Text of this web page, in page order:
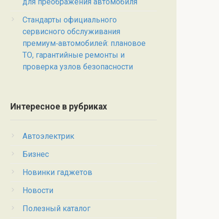
Стандарты официального
сервисного обслуживания
премиум‑автомобилей: плановое
ТО, гарантийные ремонты и
проверка узлов безопасности
Интересное в рубриках
Автоэлектрик
Бизнес
Новинки гаджетов
Новости
Полезный каталог